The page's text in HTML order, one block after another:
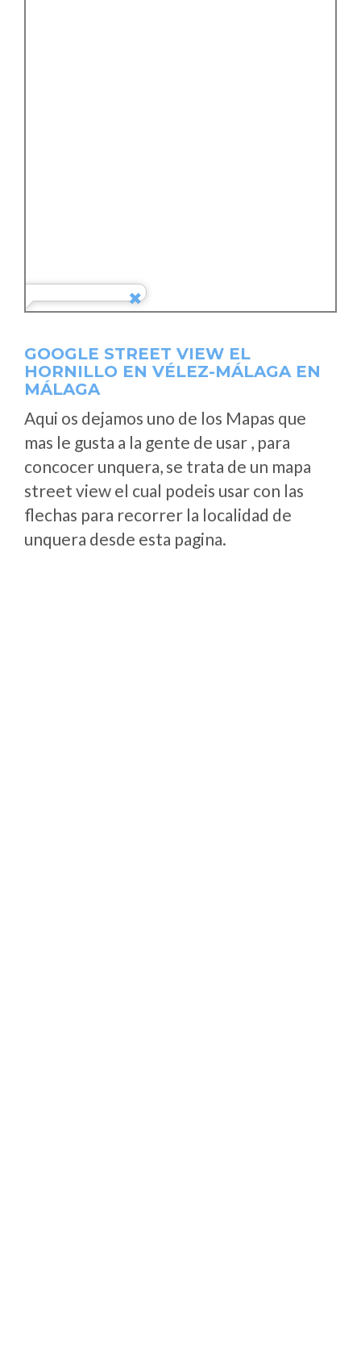
GOOGLE STREET VIEW EL
HORNILLO EN VÉLEZ-MÁLAGA EN
MÁLAGA
Aqui os dejamos uno de los Mapas que
mas le gusta a la gente de usar , para
concocer unquera, se trata de un mapa
street view el cual podeis usar con las
flechas para recorrer la localidad de
unquera desde esta pagina.